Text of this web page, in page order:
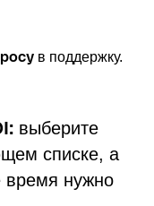
в поддержку.
выберите
списке, а
время нужно